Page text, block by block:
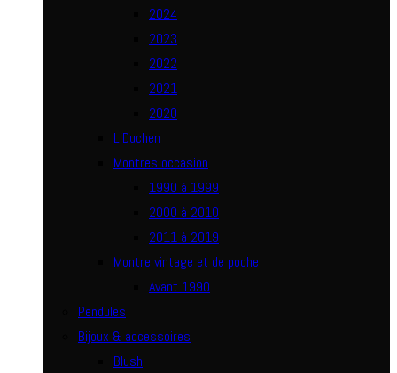
2024
2023
2022
2021
2020
L’Duchen
Montres occasion
1990 à 1999
2000 à 2010
2011 à 2019
Montre vintage et de poche
Avant 1990
Pendules
Bijoux & accessoires
Blush